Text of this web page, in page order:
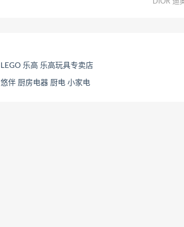
LEGO 乐高 乐高玩具专卖店
悠伴 厨房电器 厨电 小家电